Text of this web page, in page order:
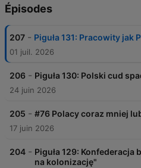
Épisodes
207 - Piguła 131: Pracowity jak
01 juil. 2026
206 - Piguła 130: Polski cud
24 juin 2026
205 - #76 Polacy coraz mniej
17 juin 2026
204 - Piguła 129: Konfederacja
na kolonizację"